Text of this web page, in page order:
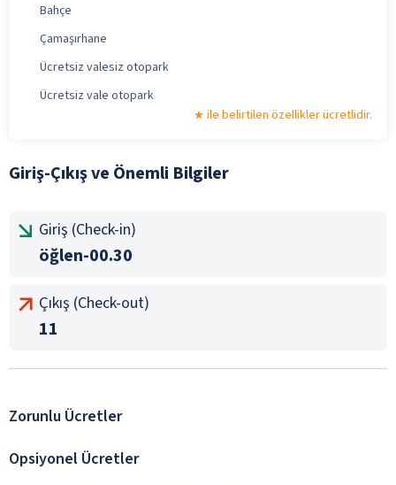
Bahçe
Çamaşırhane
Ücretsiz valesiz otopark
Ücretsiz vale otopark
ile belirtilen özellikler ücretlidir.
Giriş-Çıkış ve Önemli Bilgiler
Giriş (Check-in)
öğlen-00.30
Çıkış (Check-out)
11
Zorunlu Ücretler
Opsiyonel Ücretler